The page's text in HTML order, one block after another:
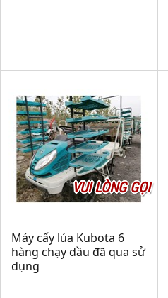
VUI LÒNG GỌI
Máy cấy lúa Kubota 6
hàng chạy dầu đã qua sử
dụng